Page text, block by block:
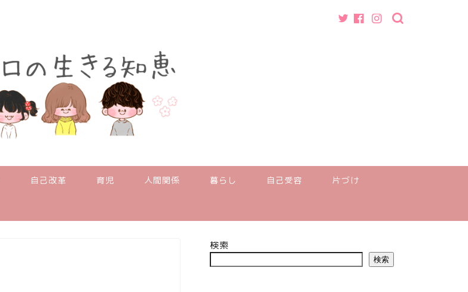
自己改革 育児 人間関係 暮らし 自己受容 片づけ
検索
検索